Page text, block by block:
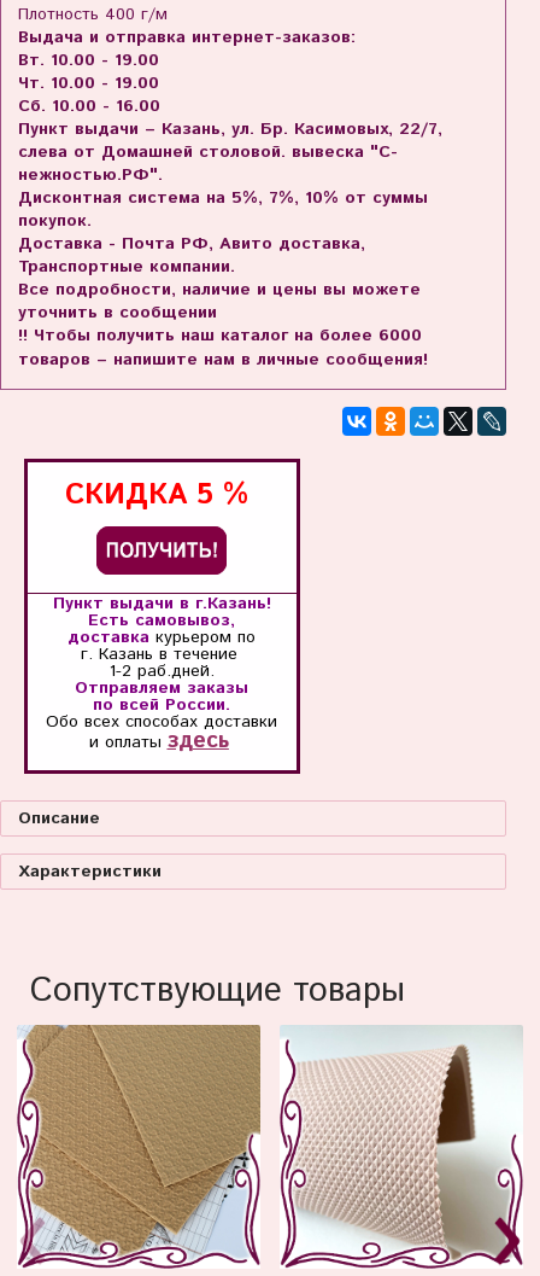
Плотность 400 г/м
Выдача и отправка интернет-заказов:
Вт. 10.00 - 19.00
Чт. 10.00 - 19.00
Сб. 10.00 - 16.00
Пункт выдачи – Казань, ул. Бр. Касимовых, 22/7,
слева от Домашней столовой. вывеска "С-
нежностью.РФ".
Дисконтная система на 5%, 7%, 10% от суммы
покупок.
Доставка - Почта РФ, Авито доставка,
Транспортные компании.
Все подробности, наличие и цены вы можете
уточнить в сообщении
!! Чтобы получить наш каталог на более 6000
товаров – напишите нам в личные сообщения!
СКИДКА 5 %
Пункт выдачи в г.Казань!
Есть самовывоз,
доставка курьером по
г. Казань в течение
1-2 раб.дней.
Отправляем заказы
по всей России.
Обо всех способахдоставки
и оплаты здесь
Описание
Характеристики
Сопутствующие товары